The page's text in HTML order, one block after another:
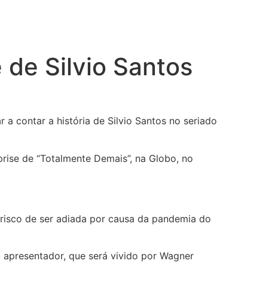
Silvio Santos
a contar a história de Silvio Santos no seriado
de “Totalmente Demais”, na Globo, no
de ser adiada por causa da pandemia do
que será vivido por Wagner